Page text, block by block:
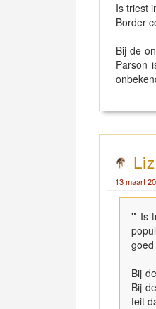
Is triest
Border
Bij de
Parson
Liz
13 maart
" Is
Bij
Bij
feit